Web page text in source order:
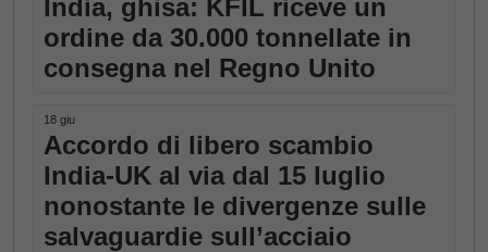
India, ghisa: KFIL riceve un
ordine da 30.000 tonnellate in
consegna nel Regno Unito
18 giu
Accordo di libero scambio
India-UK al via dal 15 luglio
nonostante le divergenze sulle
salvaguardie sull’acciaio